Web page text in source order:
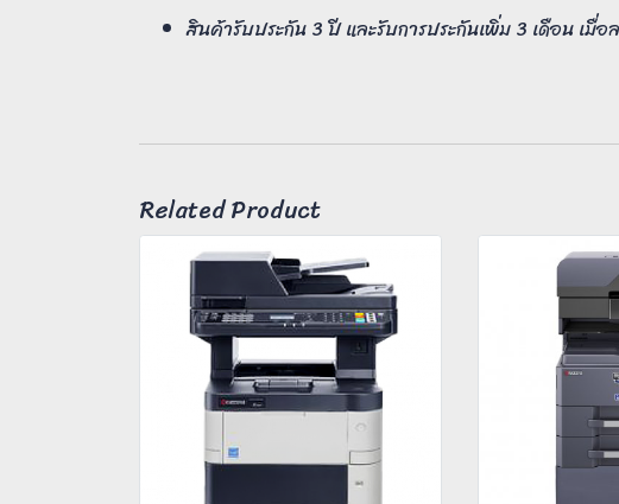
สินค้ารับประกัน 3 ปี และรับการประกันเพิ่ม 3 เดือน เ
Related Product